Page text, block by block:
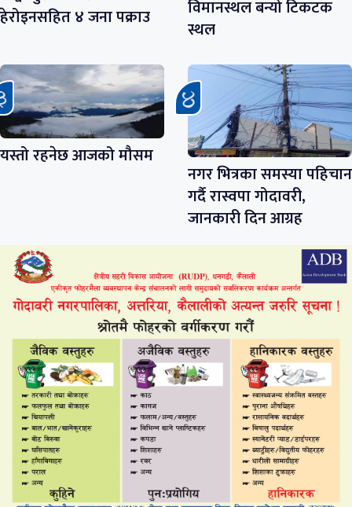
हेरोइनसहित ४ जना पक्राउ
विमानस्थल बन्यो टिकटक
स्थल
यस्तो रहनेछ आजको मौसम
नगर भित्रका समस्या पहिचान
गर्दै रास्वपा गोदावरी,
जानकारी दिन आग्रह